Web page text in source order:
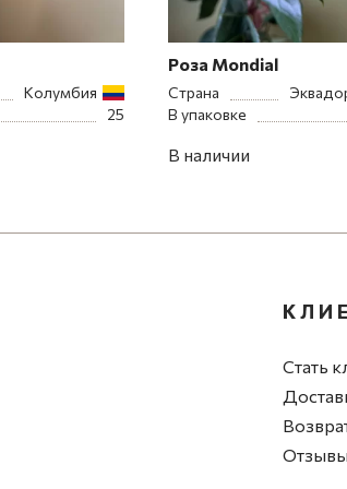
Колумбия
25
Роза Mondial
Страна
В упаковке
В наличии
Стать
Отзывы